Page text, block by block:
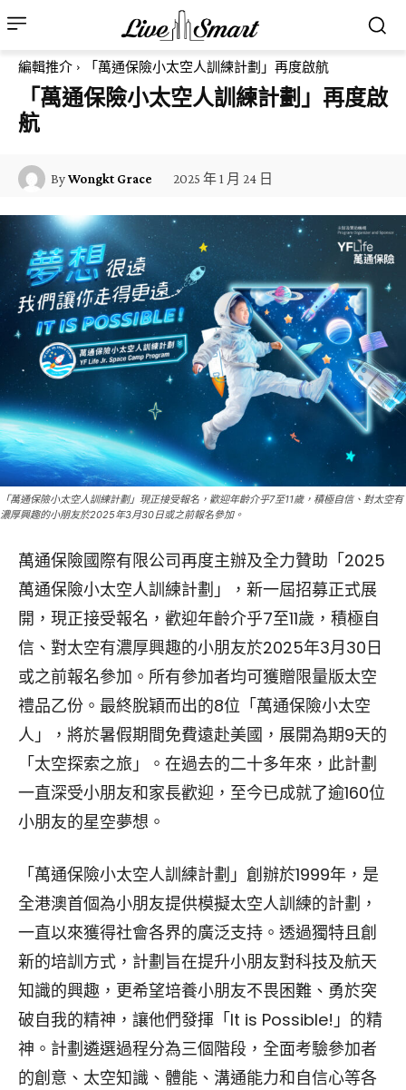
編輯推介 「萬通保險小太空人訓練計劃」再度啟航
「萬通保險小太空人訓練計劃」再度啟
航
ByWongkt Grace 2025 年 1 月 24 日
「萬通保險小太空人訓練計劃」現正接受報名，歡迎年齡介乎7至11歲，積極自信、對太空有
濃厚興趣的小朋友於2025年3月30日或之前報名參加。
萬通保險國際有限公司再度主辦及全力贊助「2025
萬通保險小太空人訓練計劃」，新一屆招募正式展
開，現正接受報名，歡迎年齡介乎7至11歲，積極自
信、對太空有濃厚興趣的小朋友於2025年3月30日
或之前報名參加。所有參加者均可獲贈限量版太空
禮品乙份。最終脫穎而出的8位「萬通保險小太空
人」，將於暑假期間免費遠赴美國，展開為期9天的
「太空探索之旅」。在過去的二十多年來，此計劃
一直深受小朋友和家長歡迎，至今已成就了逾160位
小朋友的星空夢想。
「萬通保險小太空人訓練計劃」創辦於1999年，是
全港澳首個為小朋友提供模擬太空人訓練的計劃，
一直以來獲得社會各界的廣泛支持。透過獨特且創
新的培訓方式，計劃旨在提升小朋友對科技及航天
知識的興趣，更希望培養小朋友不畏困難、勇於突
破自我的精神，讓他們發揮「It is Possible!」的精
神。計劃遴選過程分為三個階段，全面考驗參加者
的創意、太空知識、體能、溝通能力和自信心等各